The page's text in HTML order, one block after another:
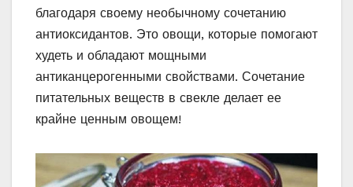
благодаря своему необычному сочетанию
антиоксидантов. Это овощи, которые помогают
худеть и обладают мощными
антиканцерогенными свойствами. Сочетание
питательных веществ в свекле делает ее
крайне ценным овощем!